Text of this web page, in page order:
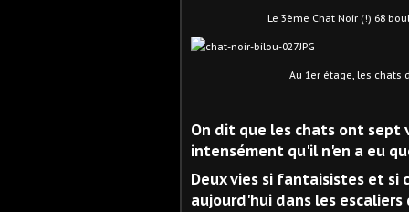
Le 3ème Chat Noir (!) 68
Au 1er étage, les chats de
On dit que les chats ont sept
intensément qu'il n'en a eu
Deux vies si fantaisistes et si
aujourd'hui dans les